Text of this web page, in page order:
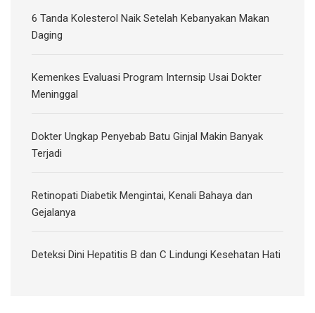
6 Tanda Kolesterol Naik Setelah Kebanyakan Makan
Daging
Kemenkes Evaluasi Program Internsip Usai Dokter
Meninggal
Dokter Ungkap Penyebab Batu Ginjal Makin Banyak
Terjadi
Retinopati Diabetik Mengintai, Kenali Bahaya dan
Gejalanya
Deteksi Dini Hepatitis B dan C Lindungi Kesehatan Hati